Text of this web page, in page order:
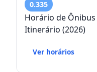
0.335
Horário de Ônibus
Itinerário (2026)
Ver horários